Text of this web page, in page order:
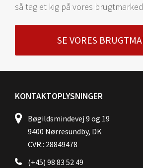
så tag et kig på vores
SE VORES
KONTAKTOPLYSNINGER
Bøgildsmindevej 9 og 19
9400 Nørresundby, DK
CVR.: 28849478
(+45) 98 83 52 49